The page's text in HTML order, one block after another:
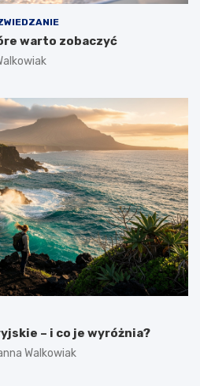
warto zobaczyć
– i co je wyróżnia?
Walkowiak